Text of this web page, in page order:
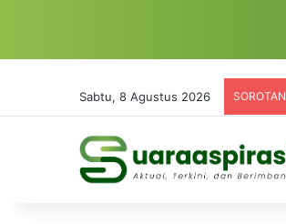
Sabtu, 8 Agustus 2026 SOROTAN